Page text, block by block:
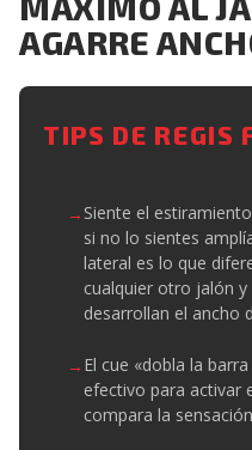
AGARRE
TIPS DE REGIS
Siente el
si no lo sientes
lateral es lo que
cualquier otro jalón
desarrollan el ancho
El cue «dobla la
efectivo para activar
compara la